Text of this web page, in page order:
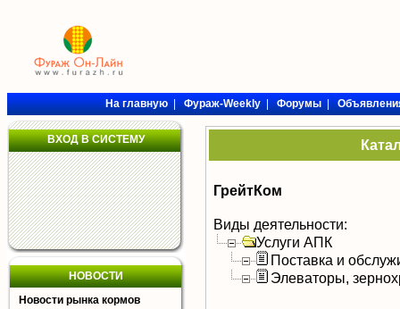
На главную|Фураж-Weekly|Форумы|
ВХОД В СИСТЕМУ
НОВОСТИ
Новости рынка кормов
ГрейтКом
Виды деятельности:
Услуги АПК
Поставка и
Элеваторы,